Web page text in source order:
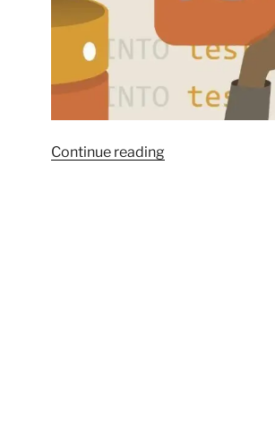
Continue reading“Linguagem